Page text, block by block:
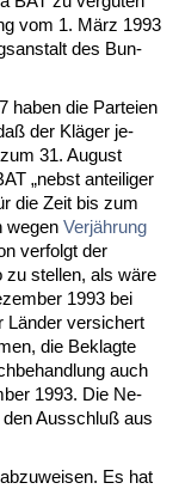
vom 1. März 1993
des Bun­
ha­ben die Par­tei­en
der Kläger je­
31. Au­gust
„nebst an­tei­li­ger
die Zeit bis zum
we­gen Verjährung
ver­folgt der
zu stel­len, als wäre
1993 bei
Länder ver­si­chert
die Be­klag­te
auch
1993. Die Ne­
Aus­schluß aus
Es hat